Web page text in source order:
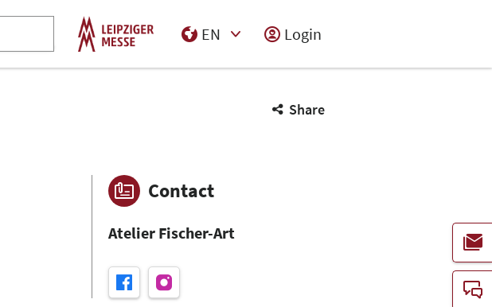
EN
Login
Share
Contact
Atelier Fischer-Art